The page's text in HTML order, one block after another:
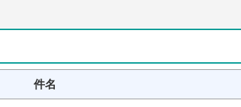
件名